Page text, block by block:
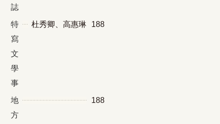
誌
特
寫
文
學
事
杜秀卿、高惠琳 188
地
方
188